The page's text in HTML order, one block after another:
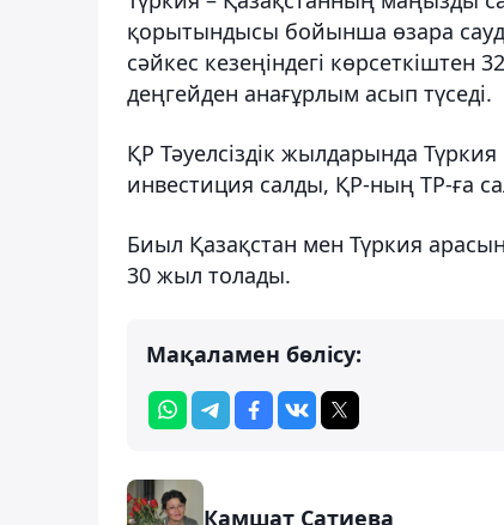
қорытындысы бойынша өзара
сәйкес кезеңіндегі көрсеткіштен
деңгейден анағұрлым асып түседі.
ҚР Тәуелсіздік жылдарында
инвестиция салды, ҚР-ның ТР-ға
Биыл Қазақстан мен Түркия
30 жыл толады.
Мақаламен бөлісу:
Камшат Сатиева